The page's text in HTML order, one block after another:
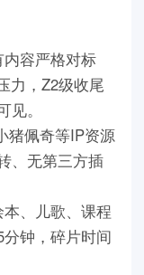
容严格对标
力，Z2级收尾
。
猪佩奇等IP资源
、无第三方插
、儿歌、课程
钟，碎片时间